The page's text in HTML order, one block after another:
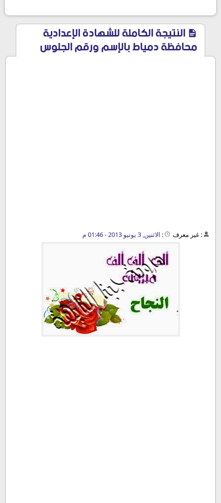
النتيجة الكاملة للشهادة الإعدادية
محافظة دمياط بالإسم ورقم الجلوس
: غير معرف : الاثنين, 3 يونيو 2013 - 01:46 م